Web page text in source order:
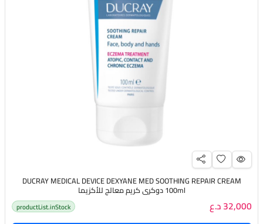
DUCRAY MEDICAL DEVICE DEXYANE MED SOOTHING REPAIR CREAM
100ml دوكري كريم معالج للأكزيما
32,000 د.ع productList.inStock